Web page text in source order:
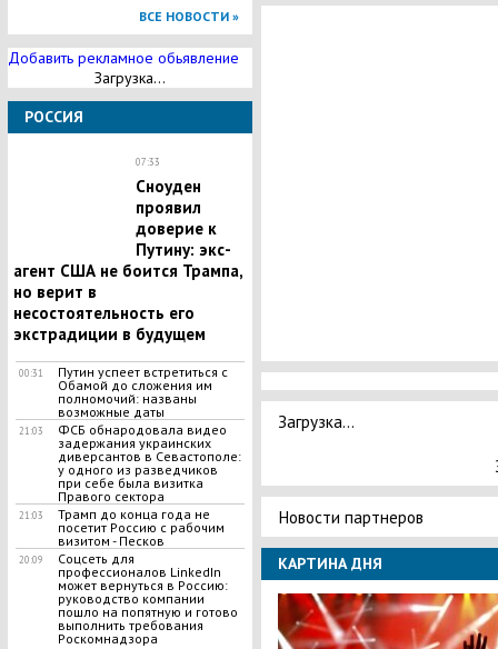
ВСЕ НОВОСТИ »
Добавить рекламное обьявление
Загрузка...
РОССИЯ
07:33
Сноуден
проявил
доверие к
Путину: экс-
агент США не боится Трампа,
но верит в
несостоятельность его
экстрадиции в будущем
00:31
Путин успеет встретиться с
Обамой до сложения им
полномочий: названы
возможные даты
21:03
ФСБ обнародовала видео
задержания украинских
диверсантов в Севастополе:
у одного из разведчиков
при себе была визитка
Правого сектора
21:03
Трамп до конца года не
посетит Россию с рабочим
визитом - Песков
20:09
Соцсеть для
профессионалов LinkedIn
может вернуться в Россию:
руководство компании
пошло на попятную и готово
выполнить требования
Роскомнадзора
Загрузка...
Новости партнеров
КАРТИНА ДНЯ